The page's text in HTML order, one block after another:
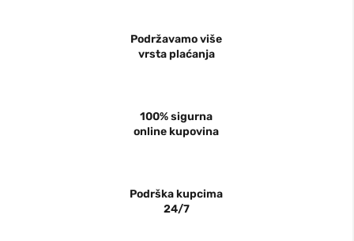
Podržavamo više
vrsta plaćanja
100% sigurna
online kupovina
Podrška kupcima
24/7